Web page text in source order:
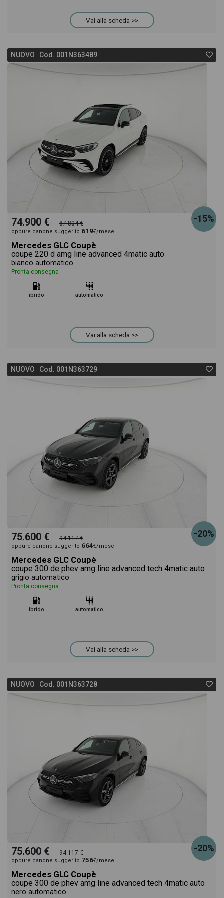
acquistarlo online! All'interno della pagina Mercedes
GLC Coupè 300 d amg line advanced 4matic auto
troverai anche il listino prezzi, eventuale offerta e
Vai alla scheda >>
NUOVO Cod. 001N363489
-15%
74.900 € 87.804 €
oppure canone suggerito 619€/mese
Mercedes GLC Coupè
coupe 220 d amg line advanced 4matic auto
bianco automatico
Pronta consegna
ibrido automatico
Vai alla scheda >>
NUOVO Cod. 001N363729
-20%
75.600 € 94.117 €
oppure canone suggerito 664€/mese
Mercedes GLC Coupè
coupe 300 de phev amg line advanced tech 4matic auto
grigio automatico
Pronta consegna
ibrido automatico
Vai alla scheda >>
NUOVO Cod. 001N363728
-20%
75.600 € 94.117 €
oppure canone suggerito 756€/mese
Mercedes GLC Coupè
coupe 300 de phev amg line advanced tech 4matic auto
nero automatico